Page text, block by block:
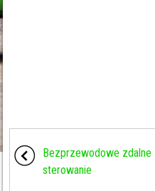
Bezprzewodowe zdalne
sterowanie